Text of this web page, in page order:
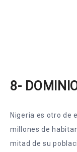
8-
Nigeria es otro de
millones de
mitad de su